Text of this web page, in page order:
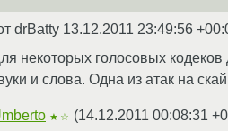
drBatty 13.12.2011 23:49:56
некоторых голосовых
и слова. Одна из атак на
★☆ (14.12.2011 00:08:31